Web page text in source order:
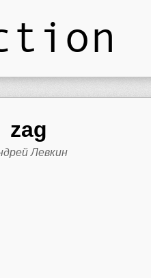
zag
Левкин